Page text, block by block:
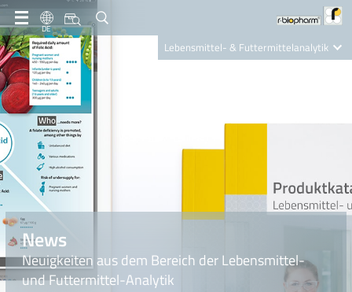
DE
Lebensmittel- & Futtermittelanalytik
Nutrition Care
News
Neuigkeiten aus dem Bereich der Lebensmittel-
und Futtermittel-Analytik